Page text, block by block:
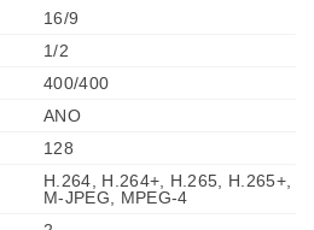
16/9
1/2
400/400
ANO
128
H.264, H.264+, H.265, H.265+,
M-JPEG, MPEG-4